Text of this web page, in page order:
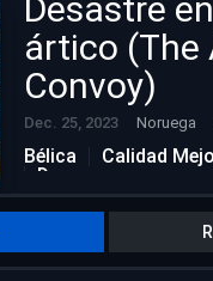
Desastre
ártico (The
Convoy)
Dec. 25, 2023 Noruega
Bélica
Calidad
Drama